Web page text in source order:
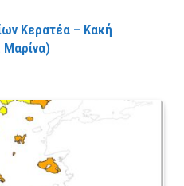
Κερατέα – Κακή
Μαρίνα)